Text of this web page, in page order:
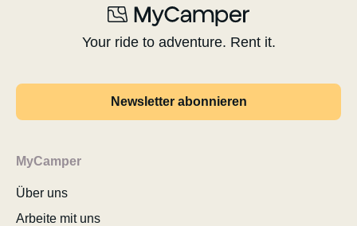
Your ride to adventure. Rent it.
Newsletter abonnieren
MyCamper
Über uns
Arbeite mit uns